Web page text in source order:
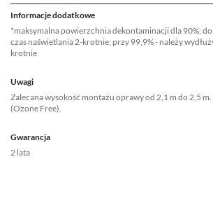
Informacje dodatkowe
*maksymalna powierzchnia dekontaminacji dla 90%; do
czas naświetlania 2-krotnie; przy 99,9% - należy
krotnie
Uwagi
Zalecana wysokość montażu oprawy od 2,1 m do 2,5
(Ozone Free).
Gwarancja
2 lata